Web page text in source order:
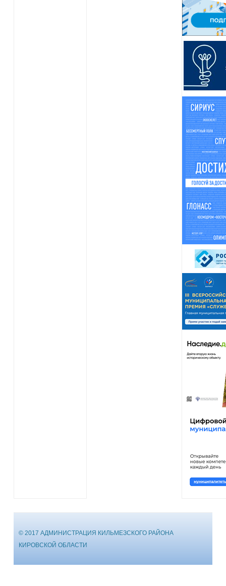
© 2017 АДМИНИСТРАЦИЯ КИЛЬМЕЗСКОГО РАЙОНА
КИРОВСКОЙ ОБЛАСТИ